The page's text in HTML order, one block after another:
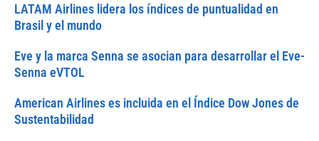
LATAM Airlines lidera los índices de puntualidad en
Brasil y el mundo
Eve y la marca Senna se asocian para desarrollar el Eve-
Senna eVTOL
American Airlines es incluida en el Índice Dow Jones de
Sustentabilidad